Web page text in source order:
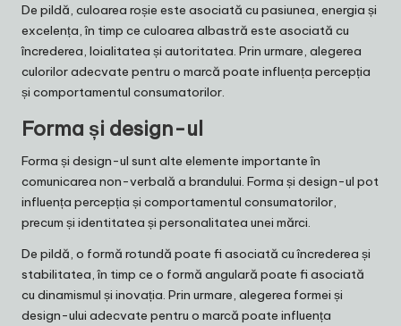
De pildă, culoarea roșie este asociată cu pasiunea, energia și
excelența, în timp ce culoarea albastră este asociată cu
încrederea, loialitatea și autoritatea. Prin urmare, alegerea
culorilor adecvate pentru o marcă poate influența percepția
și comportamentul consumatorilor.
Forma și design-ul
Forma și design-ul sunt alte elemente importante în
comunicarea non-verbală a brandului. Forma și design-ul pot
influența percepția și comportamentul consumatorilor,
precum și identitatea și personalitatea unei mărci.
De pildă, o formă rotundă poate fi asociată cu încrederea și
stabilitatea, în timp ce o formă angulară poate fi asociată
cu dinamismul și inovația. Prin urmare, alegerea formei și
design-ului adecvate pentru o marcă poate influența